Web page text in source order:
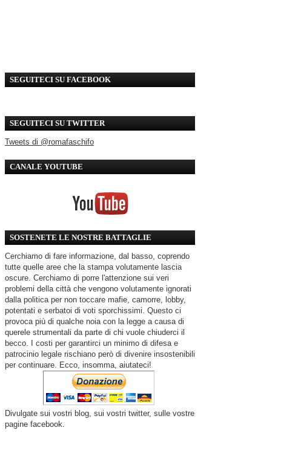
SEGUITECI SU FACEBOOK
SEGUITECI SU TWITTER
Tweets di @romafaschifo
CANALE YOUTUBE
SOSTENETE LE NOSTRE BATTAGLIE
Cerchiamo di fare informazione, dal basso, coprendo
tutte quelle aree che la stampa volutamente lascia
oscure. Cerchiamo di porre l'attenzione sui veri
problemi della città che vengono volutamente ignorati
dalla politica per non toccare mafie, camorre, lobby,
potentati e serbatoi di voti sporchissimi. Questo ci
provoca più di qualche noia con la legge a causa di
querele strumentali da parte di chi vuole chiuderci il
becco. I costi per garantirci un minimo di difesa e
patrocinio legale rischiano però di divenire insostenibili
per continuare. Ecco, insomma, aiutateci!
Divulgate sui vostri blog, sui vostri twitter, sulle vostre
pagine facebook.